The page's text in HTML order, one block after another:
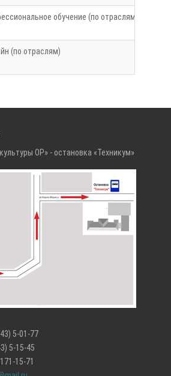
обучение (по отраслям)
(по отраслям)
ОР» - остановка «Техникум»
5-01-77
45
71